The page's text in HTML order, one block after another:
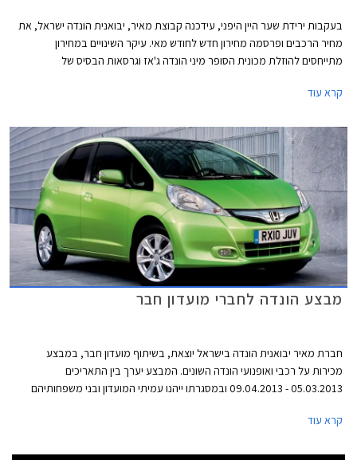
בעקבות ירידת שער היין היפני, עידכנה קבוצת מאיר, יבואנית הונדה ישראל, את
מחיר הרכבים ופרסמה מחירון חדש לחודש מאי. עיקר השינויים במחירון
מתייחסים להוזלת מכונית הסופר מיני הונדה ג'אז וגרסאות הבסיס של
קרא עוד
מבצע הונדה לחברי מועדון חבר
חברת מאיר יבואנית הונדה בישראל יוצאת, בשיתוף מועדון חבר, במבצע
מכירות על רכבי ואופנועי הונדה השונים. המבצע יערך בין התאריכים
05.03.2013 - 09.04.2013 ובמסגרתו ייהנו עמיתי המועדון ובני משפחותיהם
ברכישת אביזרים נוספים, הנחות במרכזי השירות, וכן ביטוח ומימון בתנאים
קרא עוד